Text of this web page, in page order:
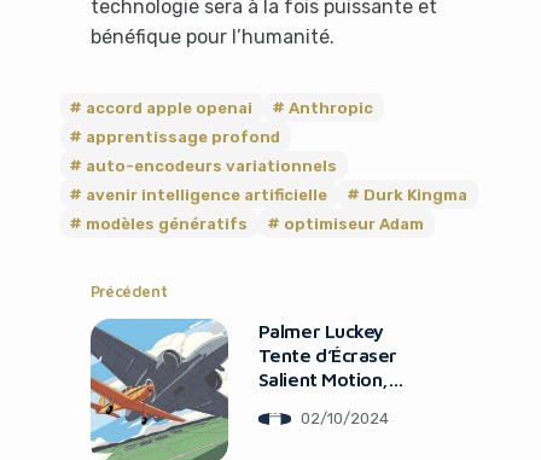
technologie sera à la fois puissante et
bénéfique pour l’humanité.
accord apple openai
Anthropic
apprentissage profond
auto-encodeurs variationnels
avenir intelligence artificielle
Durk Kingma
modèles génératifs
optimiseur Adam
Précédent
Palmer Luckey
Tente d’Écraser
Salient Motion,
02/10/2024
It looks like you're